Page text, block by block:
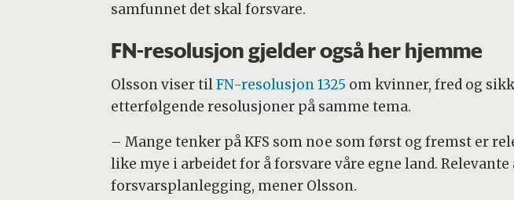
samfunnet det skal forsvare.
FN-resolusjon gjelder også her hjemme
Olsson viser tilFN-resolusjon 1325 om kvinner, fred og
etterfølgende resolusjoner på samme tema.
– Mange tenker på KFS som noe som først og fremst er
like mye i arbeidet for å forsvare våre egne land.
forsvarsplanlegging, mener Olsson.